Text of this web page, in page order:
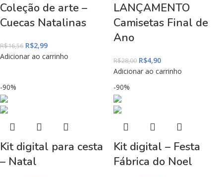
Coleção de arte –
Cuecas Natalinas
R$16,56 R$2,99
Adicionar ao carrinho
LANÇAMENTO
Camisetas Final de
Ano
R$28,00 R$4,90
Adicionar ao carrinho
-90%
Kit digital para cesta
– Natal
-90%
Kit digital – Festa
Fábrica do Noel